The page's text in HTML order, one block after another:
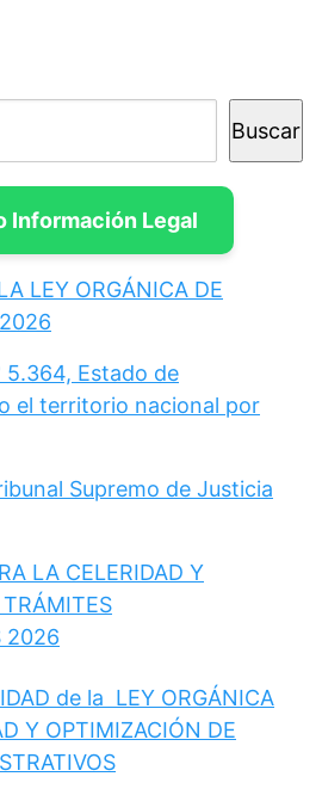
Buscar
Información Legal
LEY ORGÁNICA DE
Estado de
el territorio nacional por
Supremo de Justicia
LA CELERIDAD Y
2026
de la LEY ORGÁNICA
Y OPTIMIZACIÓN DE